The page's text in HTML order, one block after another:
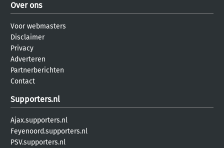
Over ons
Voor webmasters
Disclaimer
Privacy
Adverteren
Partnerberichten
Contact
Supporters.nl
Ajax.supporters.nl
Feyenoord.supporters.nl
PSV.supporters.nl